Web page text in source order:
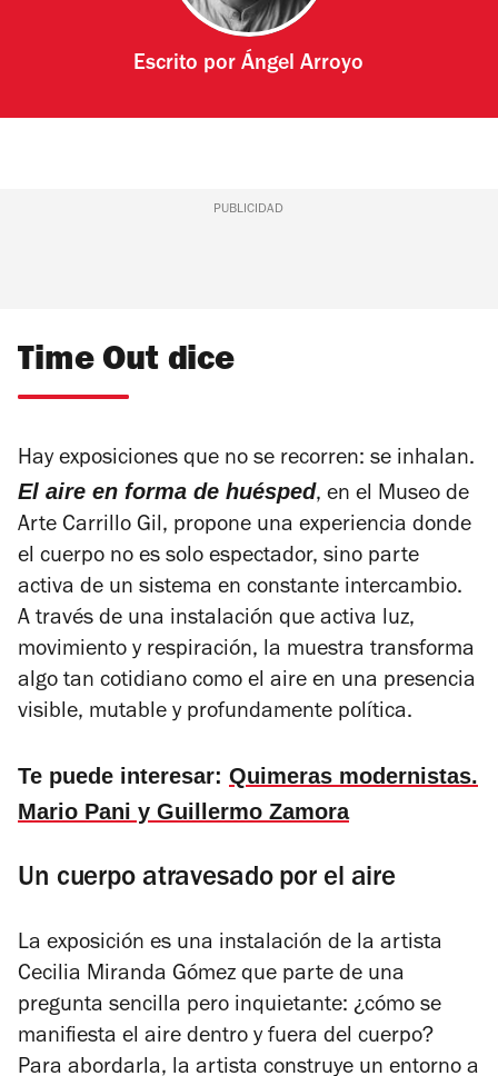
Escrito porÁngel Arroyo
PUBLICIDAD
Time Out dice
Hay exposiciones que no se recorren: se inhalan.
El aire en forma de huésped, en el Museo de
Arte Carrillo Gil, propone una experiencia donde
el cuerpo no es solo espectador, sino parte
activa de un sistema en constante intercambio.
A través de una instalación que activa luz,
movimiento y respiración, la muestra transforma
algo tan cotidiano como el aire en una presencia
visible, mutable y profundamente política.
Te puede interesar: Quimeras modernistas.
Mario Pani y Guillermo Zamora
Un cuerpo atravesado por el aire
La exposición es una instalación de la artista
Cecilia Miranda Gómez que parte de una
pregunta sencilla pero inquietante: ¿cómo se
manifiesta el aire dentro y fuera del cuerpo?
Para abordarla, la artista construye un entorno a